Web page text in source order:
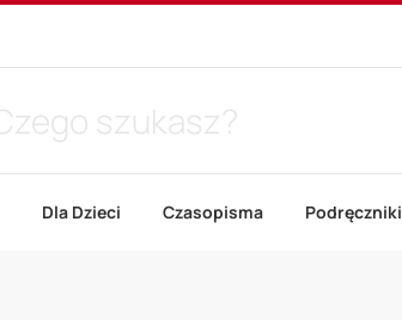
Dla Dzieci Czasopisma Podręczniki